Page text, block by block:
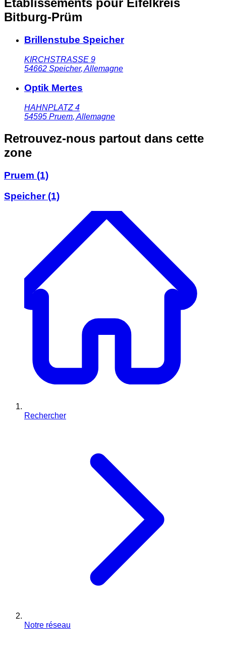
Établissements pour Eifelkreis
Bitburg-Prüm
Brillenstube Speicher
KIRCHSTRASSE 9
54662 Speicher, Allemagne
Optik Mertes
HAHNPLATZ 4
54595 Pruem, Allemagne
Retrouvez-nous partout dans cette
zone
Pruem (1)
Speicher(1)
Rechercher
Notre réseau